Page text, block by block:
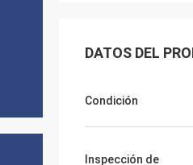
DATOS DEL
Condición
Inspección de